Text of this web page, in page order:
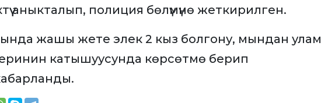
аныкталып, полиция бөлүмүнө жеткирилген.
жашы жете элек 2 кыз болгону, мындан улам
катышуусунда көрсөтмө берип